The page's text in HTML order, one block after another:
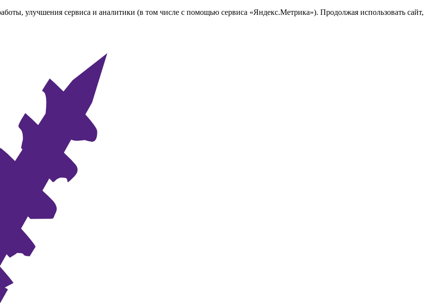
улучшения сервиса и аналитики (в том числе с помощью сервиса «Яндекс.Метрика»). Продолжая использовать сайт,